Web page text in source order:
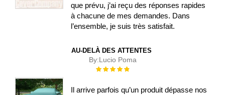
que prévu, j’ai reçu des réponses rapides
à chacune de mes demandes. Dans
l’ensemble, je suis très satisfait.
AU-DELÀ DES ATTENTES
By:Lucio Poma
Évaluation :
Il arrive parfois qu’un produit dépasse nos